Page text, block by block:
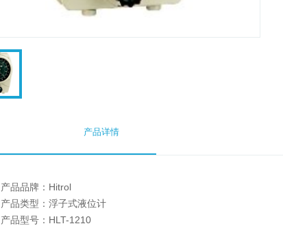
产品详情
产品品牌：Hitrol
产品类型：浮子式液位计
产品型号：HLT-1210